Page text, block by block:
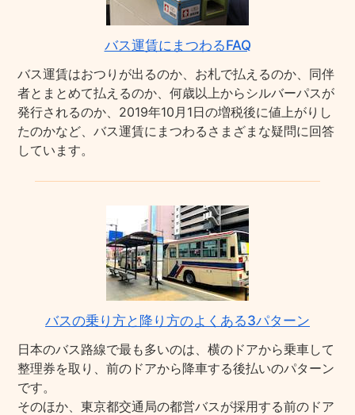
バス運賃にまつわるFAQ
バス運賃はおつりが出るのか、お札で払えるのか、同伴
者とまとめて払えるのか、何歳以上からシルバーパスが
発行されるのか、2019年10月1日の増税後に値上がりし
たのかなど、バス運賃にまつわるさまざまな疑問に回答
しています。
バスの乗り方と降り方のよくある3パターン
日本のバス路線で最も多いのは、横のドアから乗車して
整理券を取り、前のドアから降車する後払いのパターン
です。
そのほか、東京都交通局の都営バスが採用する前のドア